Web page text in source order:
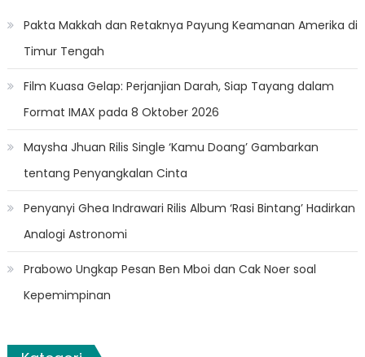
Pakta Makkah dan Retaknya Payung Keamanan Amerika di
Timur Tengah
Film Kuasa Gelap: Perjanjian Darah, Siap Tayang dalam
Format IMAX pada 8 Oktober 2026
Maysha Jhuan Rilis Single ‘Kamu Doang’ Gambarkan
tentang Penyangkalan Cinta
Penyanyi Ghea Indrawari Rilis Album ‘Rasi Bintang’ Hadirkan
Analogi Astronomi
Prabowo Ungkap Pesan Ben Mboi dan Cak Noer soal
Kepemimpinan